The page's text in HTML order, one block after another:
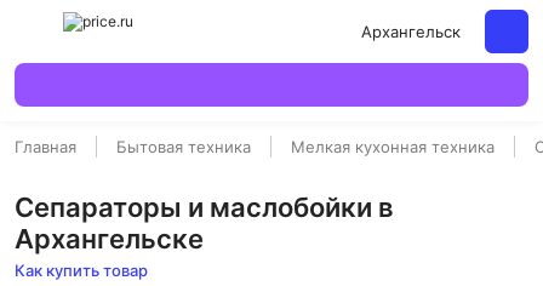
Архангельск
Главная Бытовая техника Мелкая кухонная техника
Сепараторы и маслобойки в
Архангельске
Как купить товар